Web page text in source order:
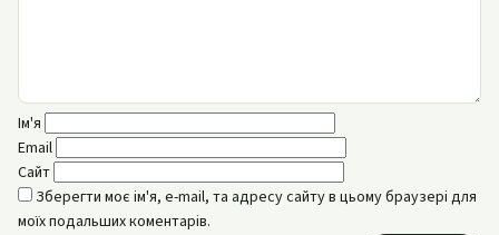
Ім'я
Email
Сайт
Зберегти моє ім'я, e-mail, та адресу сайту в цьому браузері для
моїх подальших коментарів.